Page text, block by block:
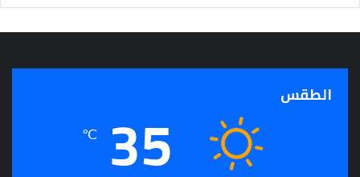
الطقس 35
℃